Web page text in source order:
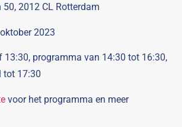
2012 CL Rotterdam
2023
13:30, programma van 14:30 tot 16:30,
tot 17:30
voor het programma en meer